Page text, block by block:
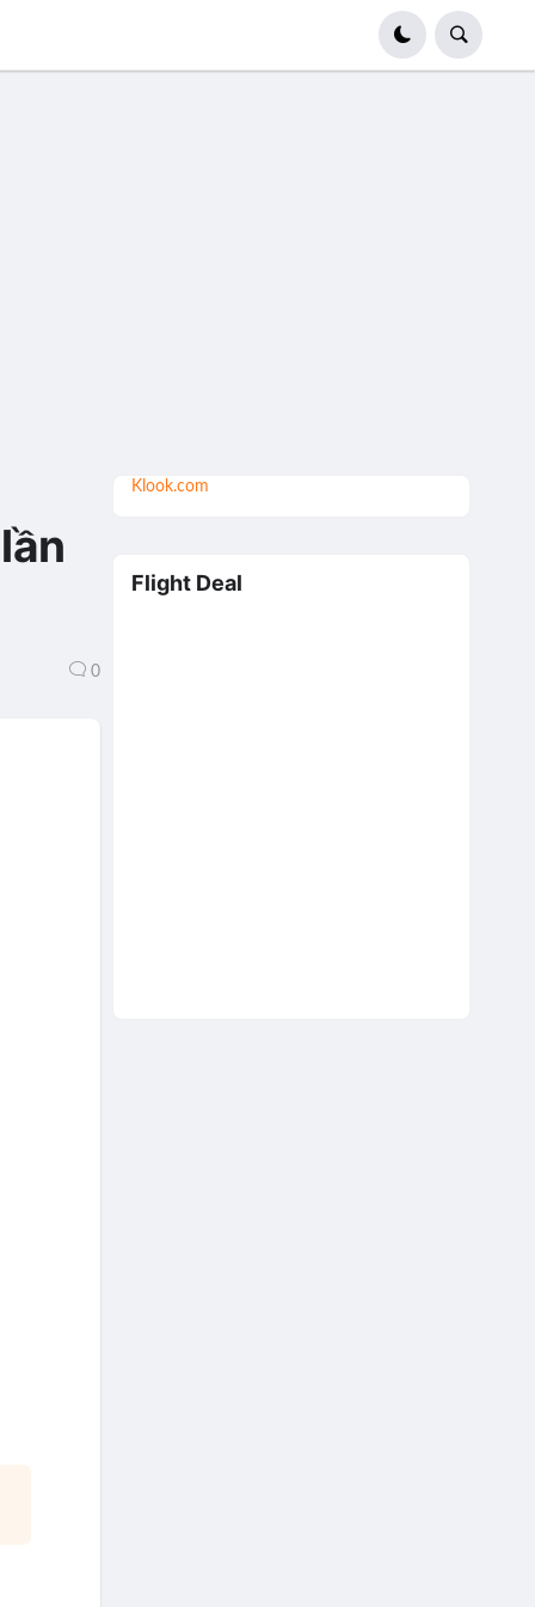
0
Klook.com
Flight Deal